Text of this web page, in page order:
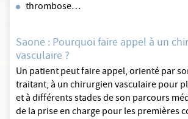
thrombose…
Saone : Pourquoi faire appel à un
vasculaire ?
Un patient peut faire appel, orienté par
traitant, à un chirurgien vasculaire pour
et à différents stades de son parcours
de la prise en charge pour les premières